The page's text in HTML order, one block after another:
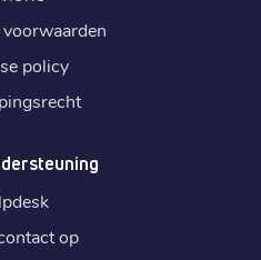
policy
op